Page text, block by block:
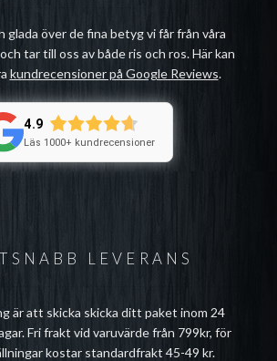
LEVERANS
är att skicka skicka ditt paket inom 24
Fri frakt vid varuvärde från 799kr, för
kostar standardfrakt 45-49 kr.
glada över de fina betyg vi får från våra
tar till oss av både ris och ros. Här kan
kundrecensioner på Google Reviews.
4.9
Läs 1000+ kundrecensioner